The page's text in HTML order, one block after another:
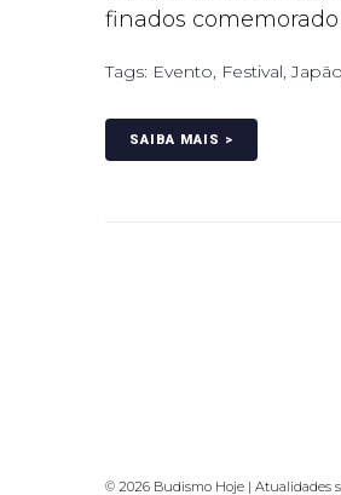
finados comemorado
Tags: Evento, Festival,Japão
SAIBA MAIS >
© 2026 Budismo Hoje | Atualidades